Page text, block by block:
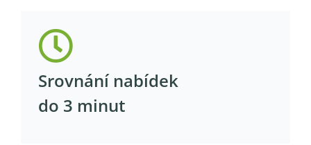
Srovnání nabídek
do 3 minut